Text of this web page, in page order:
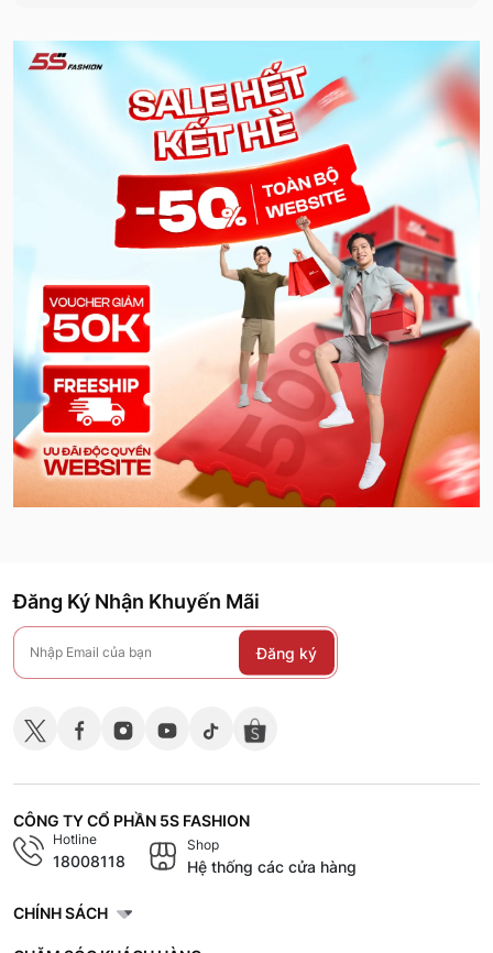
Đăng Ký Nhận Khuyến Mãi
Đăng ký
CÔNG TY CỔ PHẦN 5S FASHION
Hotline
18008118
Shop
Hệ thống các cửa hàng
CHÍNH SÁCH